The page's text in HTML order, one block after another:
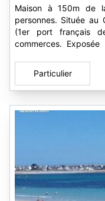
Maison à 150m de
personnes. Située au Guilvinec à 900m du port de pêche
(1er port français de pêche fraiche) et de tous les
commerces. Exposée au sud, très lumineuse (3 grandes
Particulier